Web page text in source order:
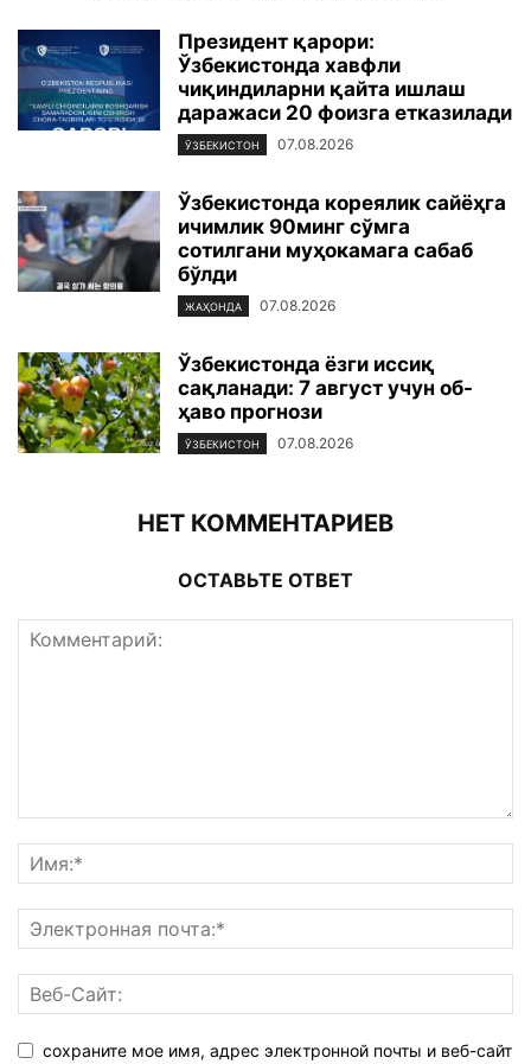
Президент қарори:
Ўзбекистонда хавфли
чиқиндиларни қайта ишлаш
даражаси 20 фоизга етказилади
ЎЗБЕКИСТОН 07.08.2026
Ўзбекистонда кореялик сайёҳга
ичимлик 90минг сўмга
сотилгани муҳокамага сабаб
бўлди
ЖАҲОНДА 07.08.2026
Ўзбекистонда ёзги иссиқ
сақланади: 7 август учун об-
ҳаво прогнози
ЎЗБЕКИСТОН 07.08.2026
НЕТ КОММЕНТАРИЕВ
ОСТАВЬТЕ ОТВЕТ
сохраните мое имя, адрес электронной почты и веб-сайт